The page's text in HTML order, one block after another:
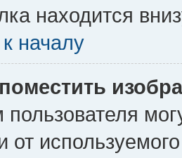
находится
началу
от